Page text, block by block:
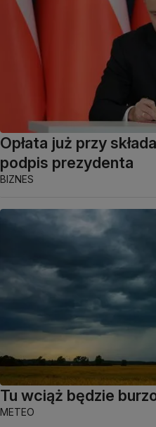
Opłata już przy
podpis prezydenta
BIZNES
Tu wciąż będzie
METEO